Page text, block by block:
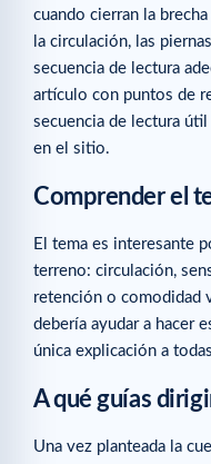
cuando cierran la
la circulación, las
secuencia de lectura
artículo con puntos de
secuencia de lectura
en el sitio.
Comprender el
El tema es interesante
terreno: circulación,
retención o comodidad
debería ayudar a hacer
única explicación a
A qué guías
Una vez planteada la